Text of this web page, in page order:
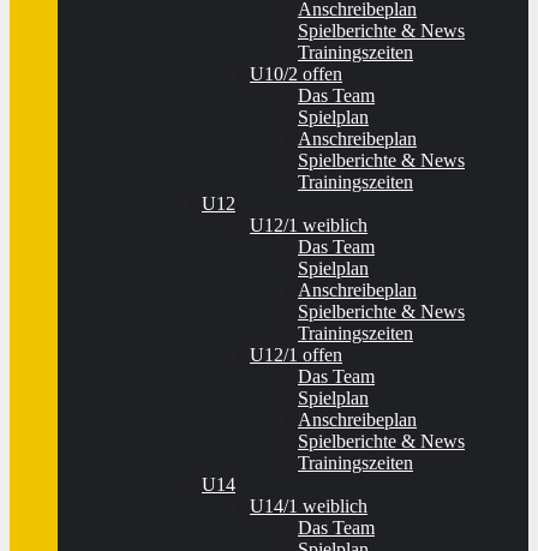
Anschreibeplan
Spielberichte & News
Trainingszeiten
U10/2 offen
Das Team
Spielplan
Anschreibeplan
Spielberichte & News
Trainingszeiten
U12
U12/1 weiblich
Das Team
Spielplan
Anschreibeplan
Spielberichte & News
Trainingszeiten
U12/1 offen
Das Team
Spielplan
Anschreibeplan
Spielberichte & News
Trainingszeiten
U14
U14/1 weiblich
Das Team